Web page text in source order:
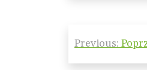
wpisu
Previous: